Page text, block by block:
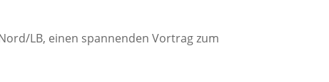
LB, einen spannenden Vortrag zum